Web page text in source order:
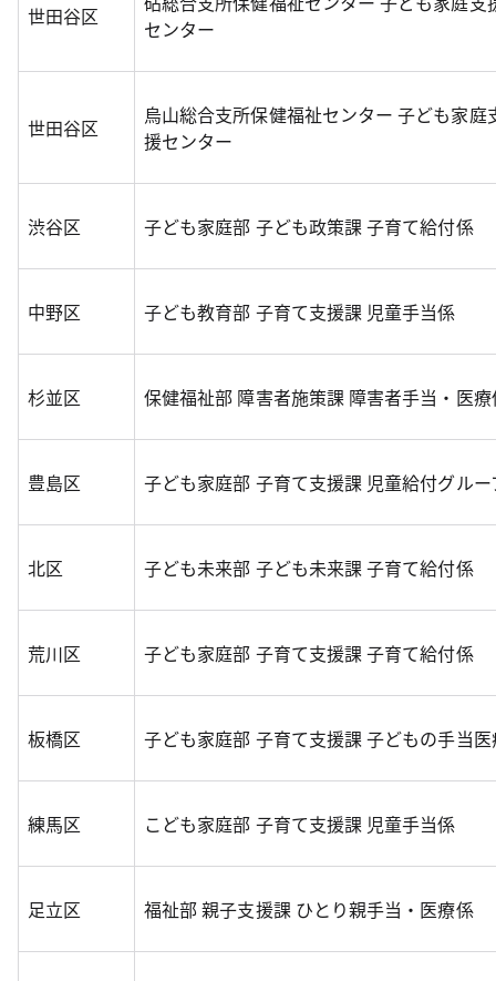
世田谷区
センター
世田谷区
烏山総合支所保健福祉センター 子ども家庭
援センター
渋谷区 子ども家庭部 子ども政策課 子育て給付係
中野区 子ども教育部 子育て支援課 児童手当係
杉並区 保健福祉部 障害者施策課 障害者手当・医療
豊島区 子ども家庭部 子育て支援課 児童給付グルー
北区 子ども未来部 子ども未来課 子育て給付係
荒川区 子ども家庭部 子育て支援課 子育て給付係
板橋区 子ども家庭部 子育て支援課 子どもの手当
練馬区 こども家庭部 子育て支援課 児童手当係
足立区 福祉部 親子支援課 ひとり親手当・医療係